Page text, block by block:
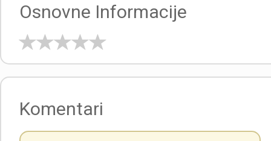
Osnovne Informacije
Komentari